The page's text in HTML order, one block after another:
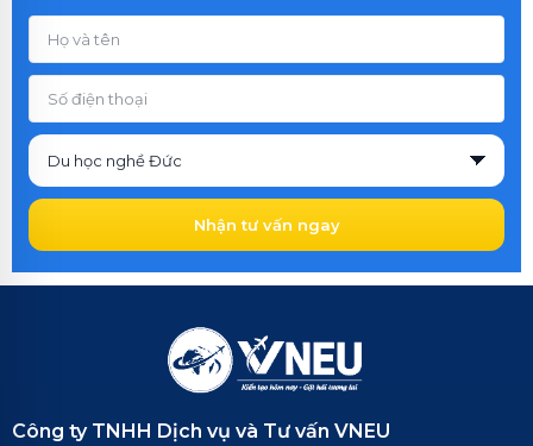
Nhận tư vấn ngay
Công ty TNHH Dịch vụ và Tư vấn VNEU